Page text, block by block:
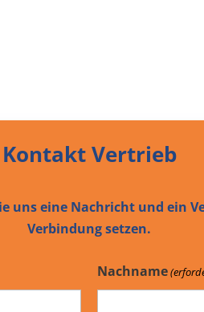
Kontakt Vertrieb
uns eine Nachricht und
Verbindung setzen.
Nachname